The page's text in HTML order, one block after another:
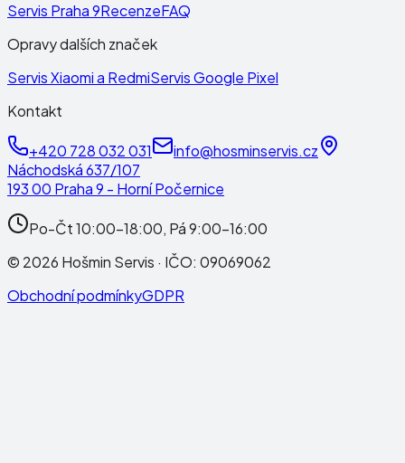
Servis Praha 9RecenzeFAQ
Opravy dalších značek
Servis Xiaomi a RedmiServis Google Pixel
Kontakt
+420 728 032 031
info@hosminservis.cz
Náchodská 637/107
193 00 Praha 9 - Horní Počernice
Po-Čt 10:00-18:00, Pá 9:00-16:00
© 2026 Hošmin Servis · IČO: 09069062
Obchodní podmínkyGDPR